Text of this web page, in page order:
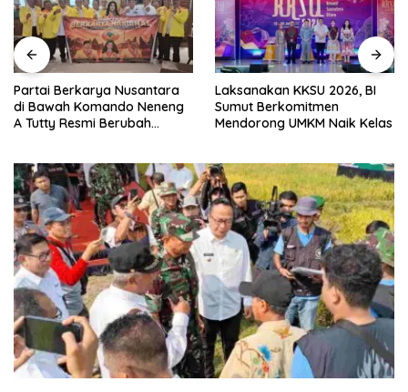
Partai Berkarya Nusantara
di Bawah Komando Neneng
A Tutty Resmi Berubah
Laksanakan KKSU 2026, BI
Sumut Berkomitmen
Mendorong UMKM Naik Kelas